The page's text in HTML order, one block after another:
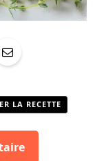
LA RECETTE